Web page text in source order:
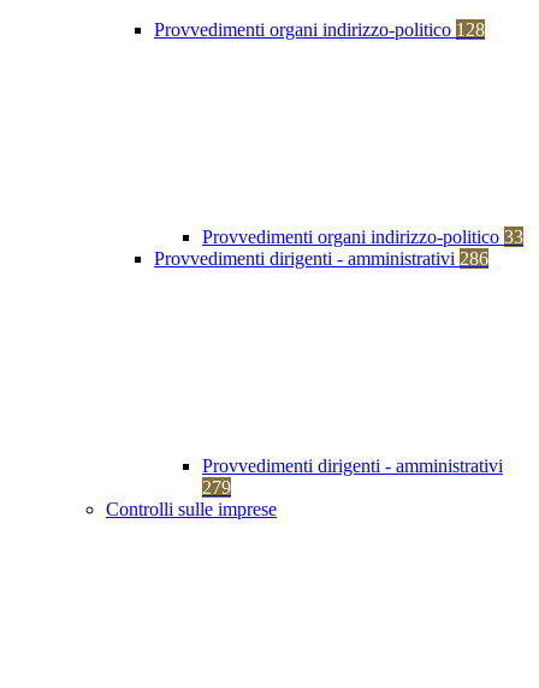
Provvedimenti organi indirizzo-politico 128
Provvedimenti organi indirizzo-politico 33
Provvedimenti dirigenti - amministrativi 286
Provvedimenti dirigenti - amministrativi
279
Controlli sulle imprese